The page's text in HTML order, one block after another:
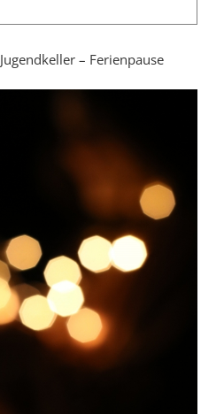
Jugendkeller – Ferienpause